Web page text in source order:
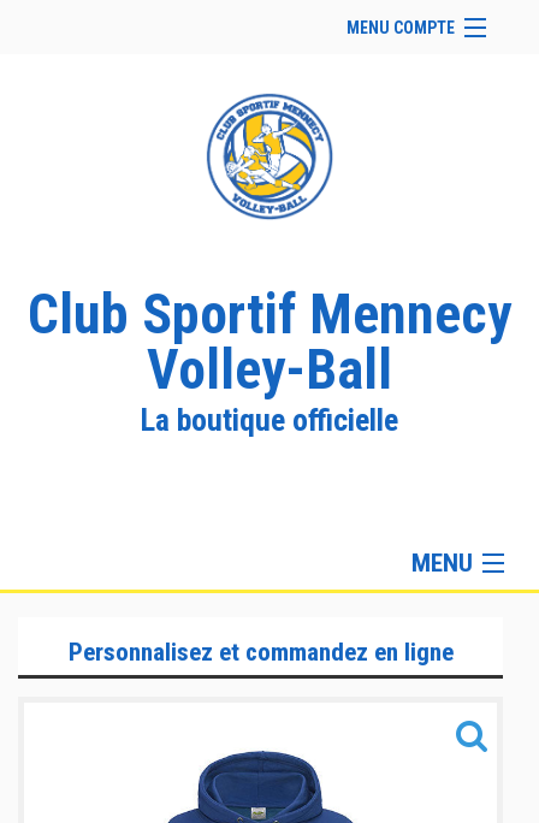
MENU COMPTE
Site Web du club
Facebook
Se connecter
Panier (vide
Club Sportif Mennecy
Volley-Ball
La boutique officielle
MENU
Gamme Marque
Personnalisez et commandez en ligne